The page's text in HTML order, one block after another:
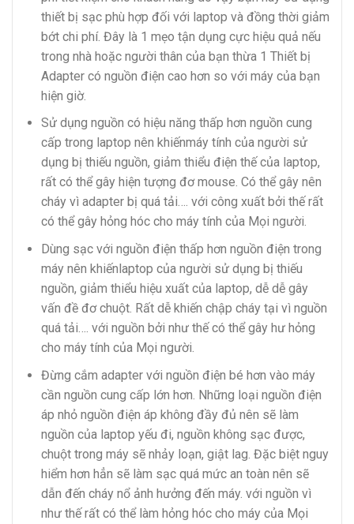
thiết bị sạc phù hợp đối với laptop và đồng thời giảm
bớt chi phí. Đây là 1 mẹo tận dụng cực hiệu quả nếu
trong nhà hoặc người thân của bạn thừa 1 Thiết bị
Adapter có nguồn điện cao hơn so với máy của bạn
hiện giờ.
Sử dụng nguồn có hiệu năng thấp hơn nguồn cung
cấp trong laptop nên khiếnmáy tính của người sử
dụng bị thiếu nguồn, giảm thiểu điện thế của laptop,
rất có thể gây hiện tượng đơ mouse. Có thể gây nên
cháy vì adapter bị quá tải…. với công xuất bởi thế rất
có thể gây hỏng hóc cho máy tính của Mọi người.
Dùng sạc với nguồn điện thấp hơn nguồn điện trong
máy nên khiếnlaptop của người sử dụng bị thiếu
nguồn, giảm thiểu hiệu xuất của laptop, dễ dễ gây
vấn đề đơ chuột. Rất dễ khiến chập cháy tại vì nguồn
quá tải…. với nguồn bởi như thế có thể gây hư hỏng
cho máy tính của Mọi người.
Đừng cắm adapter với nguồn điện bé hơn vào máy
cần nguồn cung cấp lớn hơn. Những loại nguồn điện
áp nhỏ nguồn điện áp không đầy đủ nên sẽ làm
nguồn của laptop yếu đi, nguồn không sạc được,
chuột trong máy sẽ nhảy loạn, giật lag. Đặc biệt nguy
hiểm hơn hẳn sẽ làm sạc quá mức an toàn nên sẽ
dẫn đến cháy nổ ảnh hưởng đến máy. với nguồn vì
như thế rất có thể làm hỏng hóc cho máy của Mọi